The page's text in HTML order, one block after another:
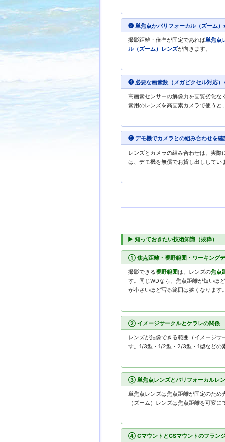
❸ 単焦点かバリフォーカル（ズーム）
撮影距離・倍率が固定であれば単焦点
ル（ズーム）レンズが向きます。
❹ 必要な画素数（メガピクセル対応）
高画素センサーの解像力を画質劣化
素用のレンズを高画素カメラで使う
❺ デモ機でカメラとの組み合わせを確
レンズとカメラの組み合わせは、実
は、デモ機を無償でお貸し出ししてい
▶ 知っておきたい技術知識（抜粋）
① 焦点距離・視野範囲・ワーキング
撮影できる視野範囲は、レンズの焦点
す。同じWDなら、焦点距離が短いほ
が小さいほど写る範囲は狭くなりま
② イメージサークルとケラレの関係
レンズが結像できる範囲（イメージ
す。1/3型・1/2型・2/3型・1型などの
③ 単焦点レンズとバリフォーカルレ
単焦点レンズは焦点距離が固定のた
（ズーム）レンズは焦点距離を可変
④ CマウントとCSマウントのフラン